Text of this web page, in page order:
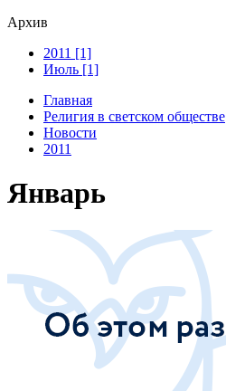
Архив
2011 [1]
Июль [1]
Главная
Религия в светском обществе
Новости
2011
Январь